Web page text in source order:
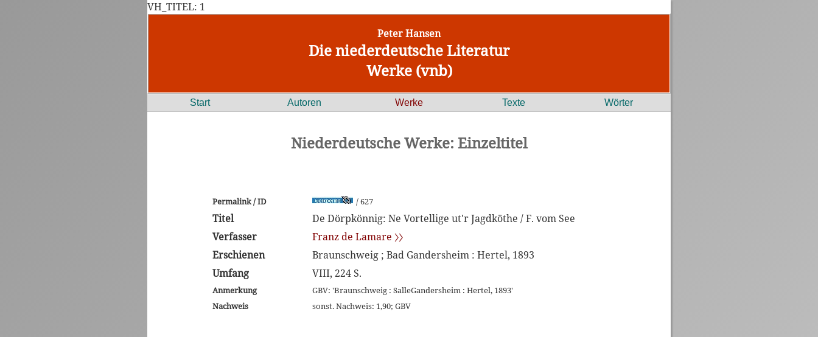
VH_TITEL: 1
Peter Hansen
Die niederdeutsche Literatur
Werke (vnb)
Start Autoren Werke Texte Wörter
Niederdeutsche Werke: Einzeltitel
Permalink / ID / 627
Titel
De Dörpkönnig: Ne Vortellige ut'r Jagdköthe / F. vom See
Verfasser
Franz de Lamare 〉〉
Erschienen
Braunschweig ; Bad Gandersheim : Hertel, 1893
Umfang
VIII, 224 S.
Anmerkung
GBV: 'Braunschweig : SalleGandersheim : Hertel, 1893'
Nachweis
sonst. Nachweis: 1,90; GBV